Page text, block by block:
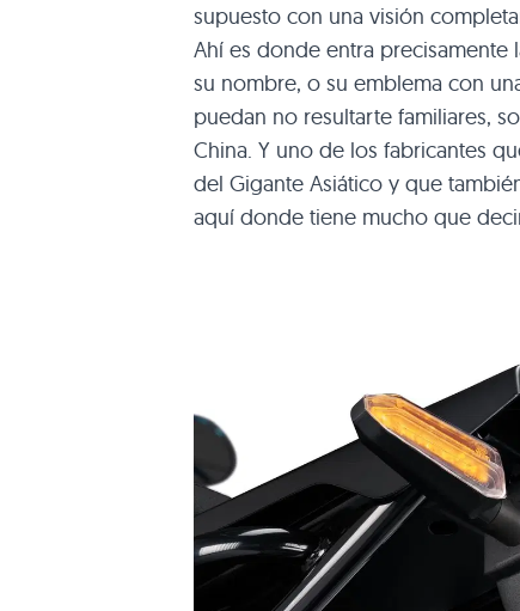
supuesto con una visión
Ahí es donde entra precisamente
su nombre, o su emblema con
puedan no resultarte familiares,
China. Y uno de los fabricantes
del Gigante Asiático y que
aquí donde tiene mucho que